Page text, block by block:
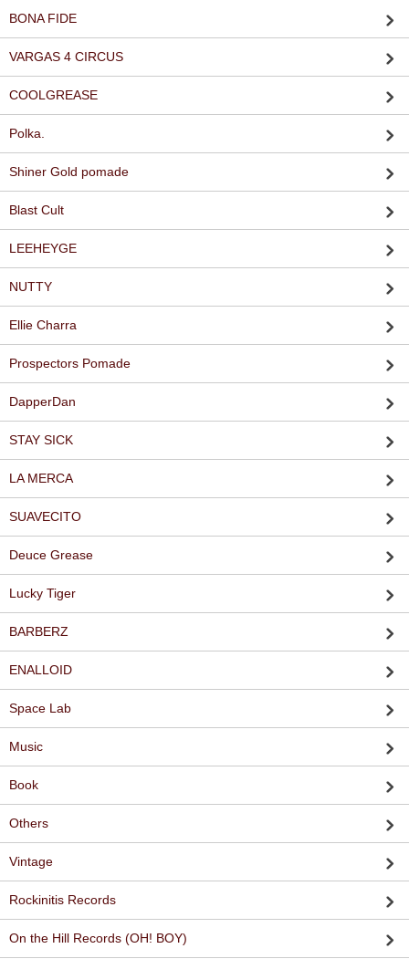
BONA FIDE
VARGAS 4 CIRCUS
COOLGREASE
Polka.
Shiner Gold pomade
Blast Cult
LEEHEYGE
NUTTY
Ellie Charra
Prospectors Pomade
DapperDan
STAY SICK
LA MERCA
SUAVECITO
Deuce Grease
Lucky Tiger
BARBERZ
ENALLOID
Space Lab
Music
Book
Others
Vintage
Rockinitis Records
On the Hill Records (OH! BOY)